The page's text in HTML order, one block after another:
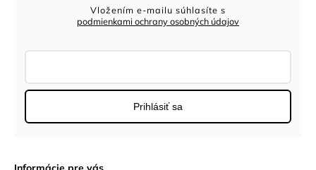
Vložením e-mailu súhlasíte s
podmienkami ochrany osobných údajov
Prihlásiť sa